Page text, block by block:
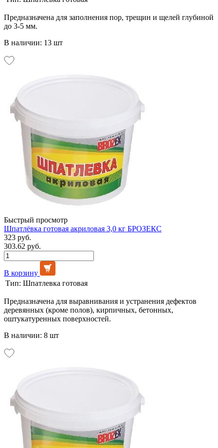
Предназначена для заполнения пор, трещин и щелей глубиной
до 3-5 мм.
В наличии: 13 шт
Быстрый просмотр
Шпатлёвка готовая акриловая 3,0 кг БРОЗЕКС
323 руб.
303.62 руб.
В корзину
Тип: Шпатлевка готовая
Предназначена для выравнивания и устранения дефектов
деревянных (кроме полов), кирпичных, бетонных,
оштукатуренных поверхностей.
В наличии: 8 шт